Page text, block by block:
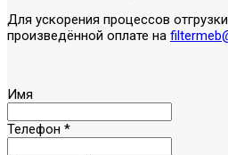
Для ускорения процессов
произведённой оплате на
Имя
Телефон *